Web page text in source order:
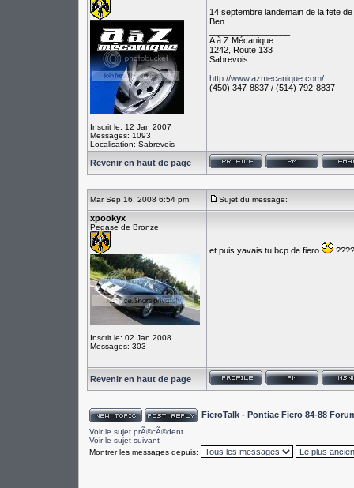
Inscrit le: 12 Jan 2007
Messages: 1093
Localisation: Sabrevois
14 septembre landemain de la fete
Ben
A à Z Mécanique
1242, Route 133
Sabrevois
http://www.azmecanique.com/
(450) 347-8837 / (514) 792-8837
Revenir en haut de page
Mar Sep 16, 2008 6:54 pm Sujet du message:
xpookyx
Pegase de Bronze
Inscrit le: 02 Jan 2008
Messages: 303
et puis yavais tu bcp de fiero
Revenir en haut de page
FieroTalk - Pontiac Fiero 84-88
Voir le sujet prÃ©cÃ©dent
Voir le sujet suivant
Montrer les messages depuis: